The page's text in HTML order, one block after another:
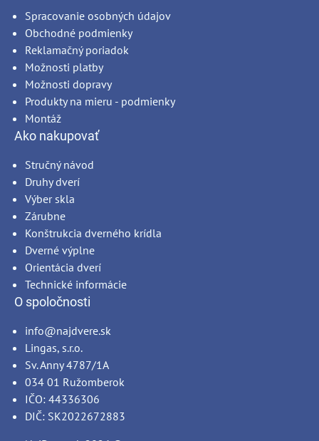
Spracovanie osobných údajov
Obchodné podmienky
Reklamačný poriadok
Možnosti platby
Možnosti dopravy
Produkty na mieru - podmienky
Montáž
Ako nakupovať
Stručný návod
Druhy dverí
Výber skla
Zárubne
Konštrukcia dverného krídla
Dverné výplne
Orientácia dverí
Technické informácie
O spoločnosti
info@najdvere.sk
Lingas, s.r.o.
Sv. Anny 4787/1A
034 01 Ružomberok
IČO: 44336306
DIČ: SK2022672883